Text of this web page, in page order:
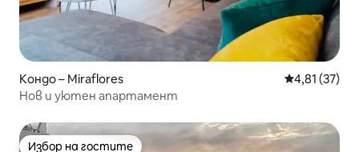
Кондо – Miraflores Средна
4,81 (37)
Нов и уютен апартамент
Избор на гостите